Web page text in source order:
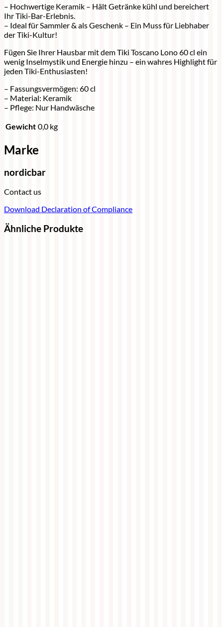
– Hochwertige Keramik – Hält Getränke kühl und bereichert
Ihr Tiki-Bar-Erlebnis.
– Ideal für Sammler & als Geschenk – Ein Muss für Liebhaber
der Tiki-Kultur!
Fügen Sie Ihrer Hausbar mit dem Tiki Toscano Lono 60 cl ein
wenig Inselmystik und Energie hinzu – ein wahres Highlight für
jeden Tiki-Enthusiasten!
– Fassungsvermögen: 60 cl
– Material: Keramik
– Pflege: Nur Handwäsche
Gewicht 0,0 kg
Marke
nordicbar
Contact us
Download Declaration of Compliance
Ähnliche Produkte